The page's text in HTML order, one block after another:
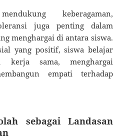
keberagaman,
juga penting dalam
menghargai di antara siswa.
yang positif, siswa belajar
kerja sama, menghargai
empati terhadap
sebagai Landasan